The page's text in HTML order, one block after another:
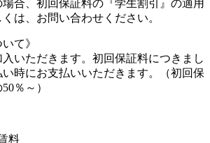
合、初回保証料の『学生割引』の適用
は、お問い合わせください。
て》
いただきます。初回保証料につきまし
時にお支払いいただきます。（初回保
％～）
料